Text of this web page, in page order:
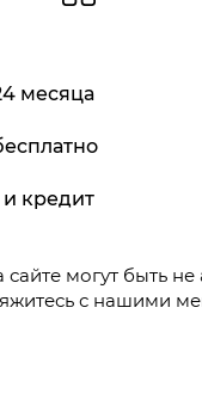
месяца
и кредит
могут быть не
с нашими